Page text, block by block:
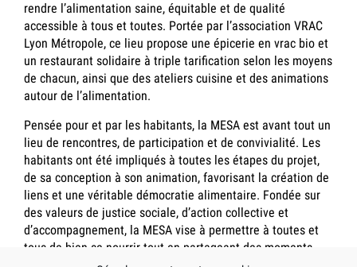
rendre l’alimentation saine, équitable et de qualité
accessible à tous et toutes. Portée par l’association VRAC
Lyon Métropole, ce lieu propose une épicerie en vrac bio et
un restaurant solidaire à triple tarification selon les moyens
de chacun, ainsi que des ateliers cuisine et des animations
autour de l’alimentation.
Pensée pour et par les habitants, la MESA est avant tout un
lieu de rencontres, de participation et de convivialité. Les
habitants ont été impliqués à toutes les étapes du projet,
de sa conception à son animation, favorisant la création de
liens et une véritable démocratie alimentaire. Fondée sur
des valeurs de justice sociale, d’action collective et
d’accompagnement, la MESA vise à permettre à toutes et
tous de bien se nourrir tout en partageant des moments